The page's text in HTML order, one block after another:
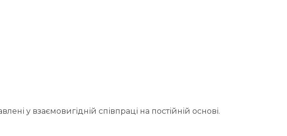
у взаємовигідній співпраці на постійній основі.